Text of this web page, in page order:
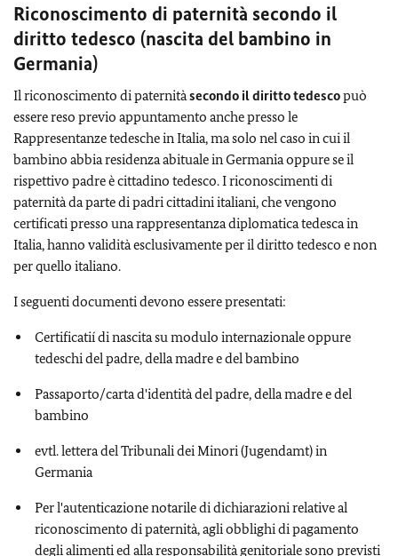
Riconoscimento di paternità secondo il
diritto tedesco (nascita del bambino in
Germania)
Il riconoscimento di paternitàsecondo il diritto tedescopuò
essere reso previo appuntamento anche presso le
Rappresentanze tedesche in Italia, ma solo nel caso in cui il
bambino abbia residenza abituale in Germania oppure se il
rispettivo padre è cittadino tedesco. I riconoscimenti di
paternità da parte di padri cittadini italiani, che vengono
certificati presso una rappresentanza diplomatica tedesca in
Italia, hanno validità esclusivamente per il diritto tedesco e non
per quello italiano.
I seguenti documenti devono essere presentati:
Certificatií di nascita su modulo internazionale oppure
tedeschi del padre, della madre e del bambino
Passaporto/carta d'identità del padre, della madre e del
bambino
evtl. lettera del Tribunali dei Minori (Jugendamt) in
Germania
Per l'autenticazione notarile di dichiarazioni relative al
riconoscimento di paternità, agli obblighi di pagamento
degli alimenti ed alla responsabilità genitoriale sono previsti